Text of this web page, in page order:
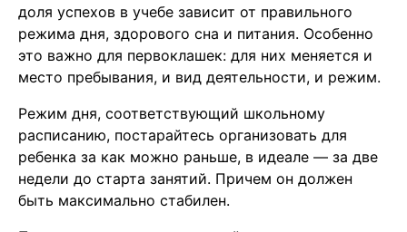
доля успехов в учебе зависит от правильного
режима дня, здорового сна и питания. Особенно
это важно для первоклашек: для них меняется и
место пребывания, и вид деятельности, и режим.
Режим дня, соответствующий школьному
расписанию, постарайтесь организовать для
ребенка за как можно раньше, в идеале — за две
недели до старта занятий. Причем он должен
быть максимально стабилен.